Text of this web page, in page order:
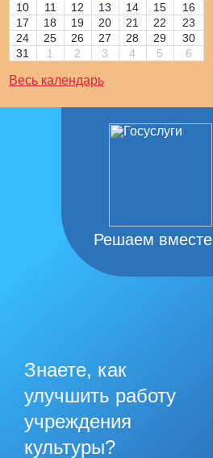
10 11 12 13 14 15
16
17
18 19 20 21 22
23
24
25 26 27 28 29
30
31
1 2 3 4 5 6
Весь календарь
Решаем вместе
Знаете, как
улучшить работу
учреждения
культуры?